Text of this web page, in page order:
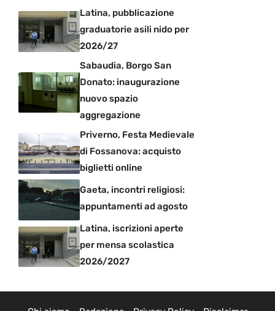
Latina, pubblicazione
graduatorie asili nido per
2026/27
Sabaudia, Borgo San
Donato: inaugurazione
nuovo spazio
aggregazione
Priverno, Festa Medievale
di Fossanova: acquisto
biglietti online
Gaeta, incontri religiosi:
appuntamenti ad agosto
Latina, iscrizioni aperte
per mensa scolastica
2026/2027